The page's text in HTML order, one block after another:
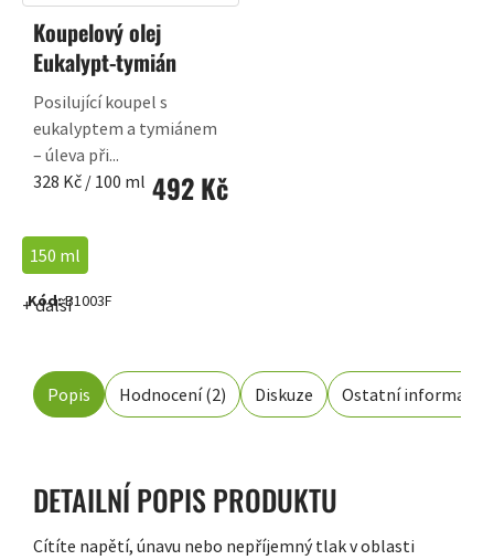
Koupelový olej
Eukalypt-tymián
492 Kč
Měrná
328 Kč / 100 ml
Posilující koupel s
eukalyptem a tymiánem
– úleva při...
150 ml
+ další
Kód:B1003F
Popis Hodnocení (2) Diskuze Ostatní informace
DETAILNÍ POPIS PRODUKTU
Cítíte napětí, únavu nebo nepříjemný tlak v oblasti